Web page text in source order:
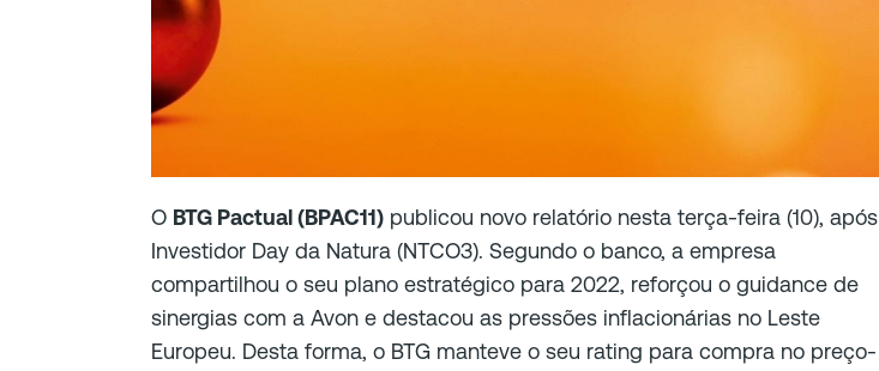
O BTG Pactual (BPAC11) publicou novo relatório nesta terça-feira (10), após
Investidor Day da Natura (NTCO3). Segundo o banco, a empresa
compartilhou o seu plano estratégico para 2022, reforçou o guidance de
sinergias com a Avon e destacou as pressões inflacionárias no Leste
Europeu. Desta forma, o BTG manteve o seu rating para compra no preço-